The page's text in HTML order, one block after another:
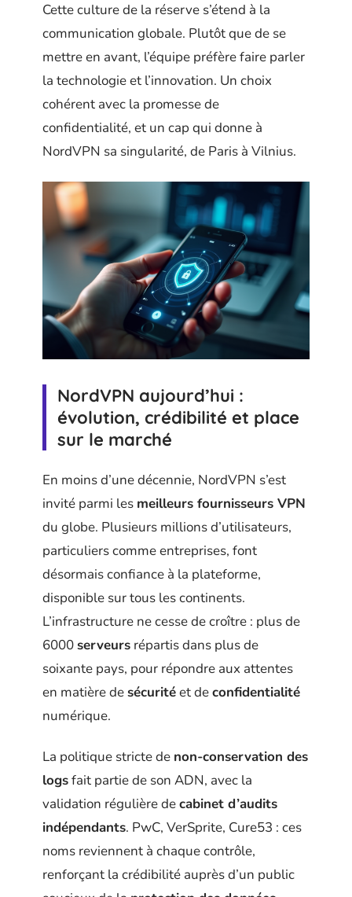
Cette culture de la réserve s’étend à la
communication globale. Plutôt que de se
mettre en avant, l’équipe préfère faire parler
la technologie et l’innovation. Un choix
cohérent avec la promesse de
confidentialité, et un cap qui donne à
NordVPN sa singularité, de Paris à Vilnius.
NordVPN aujourd’hui :
évolution, crédibilité et place
sur le marché
En moins d’une décennie, NordVPN s’est
invité parmi les meilleurs fournisseurs VPN
du globe. Plusieurs millions d’utilisateurs,
particuliers comme entreprises, font
désormais confiance à la plateforme,
disponible sur tous les continents.
L’infrastructure ne cesse de croître : plus de
6000serveurs répartis dans plus de
soixante pays, pour répondre aux attentes
en matière desécuritéet deconfidentialité
numérique.
La politique stricte de non-conservation des
logsfait partie de son ADN, avec la
validation régulière decabinet d’audits
indépendants. PwC, VerSprite, Cure53 : ces
noms reviennent à chaque contrôle,
renforçant la crédibilité auprès d’un public